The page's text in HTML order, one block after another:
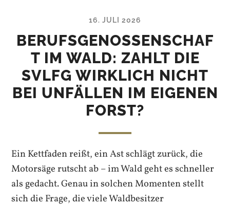
16. JULI 2026
BERUFSGENOSSENSCHAF
T IM WALD: ZAHLT DIE
SVLFG WIRKLICH NICHT
BEI UNFÄLLEN IM EIGENEN
FORST?
Ein Kettfaden reißt, ein Ast schlägt zurück, die
Motorsäge rutscht ab – im Wald geht es schneller
als gedacht. Genau in solchen Momenten stellt
sich die Frage, die viele Waldbesitzer